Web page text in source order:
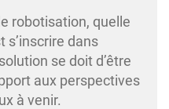
robotisation, quelle
s’inscrire dans
se doit d’être
aux perspectives
à venir.